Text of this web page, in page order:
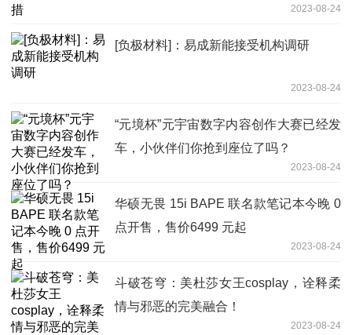
2023-08-24
[负极材料]：易成新能接受机构调研
2023-08-24
“元境杯”元宇宙数字内容创作大赛已经发
车，小伙伴们你抢到座位了吗？
2023-08-24
华硕无畏 15i BAPE 联名款笔记本今晚 0
点开售，售价6499 元起
2023-08-24
斗破苍穹：美杜莎女王cosplay，诠释柔
情与邪恶的完美融合！
2023-08-24